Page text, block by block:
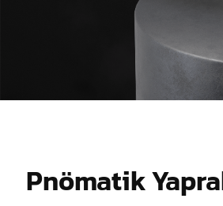
Pnömatik